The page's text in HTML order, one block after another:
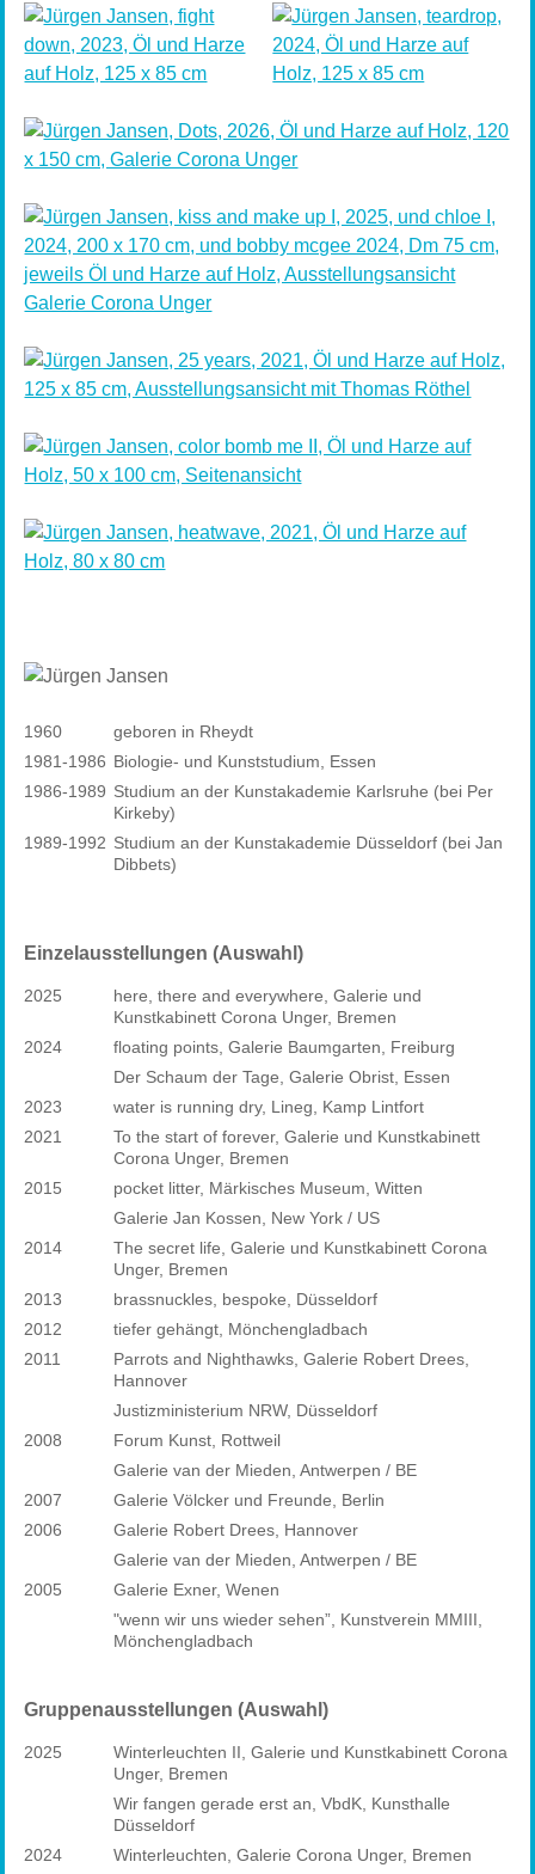
1960
geboren in Rheydt
1981-1986 Biologie- und Kunststudium, Essen
1986-1989 Studium an der Kunstakademie Karlsruhe (bei Per
Kirkeby)
1989-1992 Studium an der Kunstakademie Düsseldorf (bei Jan
Dibbets)
Einzelausstellungen (Auswahl)
2025
here, there and everywhere, Galerie und
Kunstkabinett Corona Unger, Bremen
2024
floating points, Galerie Baumgarten, Freiburg
Der Schaum der Tage, Galerie Obrist, Essen
2023
water is running dry, Lineg, Kamp Lintfort
2021
To the start of forever, Galerie und Kunstkabinett
Corona Unger, Bremen
2015
pocket litter, Märkisches Museum, Witten
Galerie Jan Kossen, New York / US
2014
The secret life, Galerie und Kunstkabinett Corona
Unger, Bremen
2013
brassnuckles, bespoke, Düsseldorf
2012
tiefer gehängt, Mönchengladbach
2011
Parrots and Nighthawks, Galerie Robert Drees,
Hannover
Justizministerium NRW, Düsseldorf
2008
Forum Kunst, Rottweil
Galerie van der Mieden, Antwerpen / BE
2007
Galerie Völcker und Freunde, Berlin
2006
Galerie Robert Drees, Hannover
Galerie van der Mieden, Antwerpen / BE
2005
Galerie Exner, Wenen
"wenn wir uns wieder sehen”, Kunstverein MMIII,
Mönchengladbach
Gruppenausstellungen (Auswahl)
2025
Winterleuchten II, Galerie und Kunstkabinett Corona
Unger, Bremen
Wir fangen gerade erst an, VbdK, Kunsthalle
Düsseldorf
2024
Winterleuchten, Galerie Corona Unger, Bremen